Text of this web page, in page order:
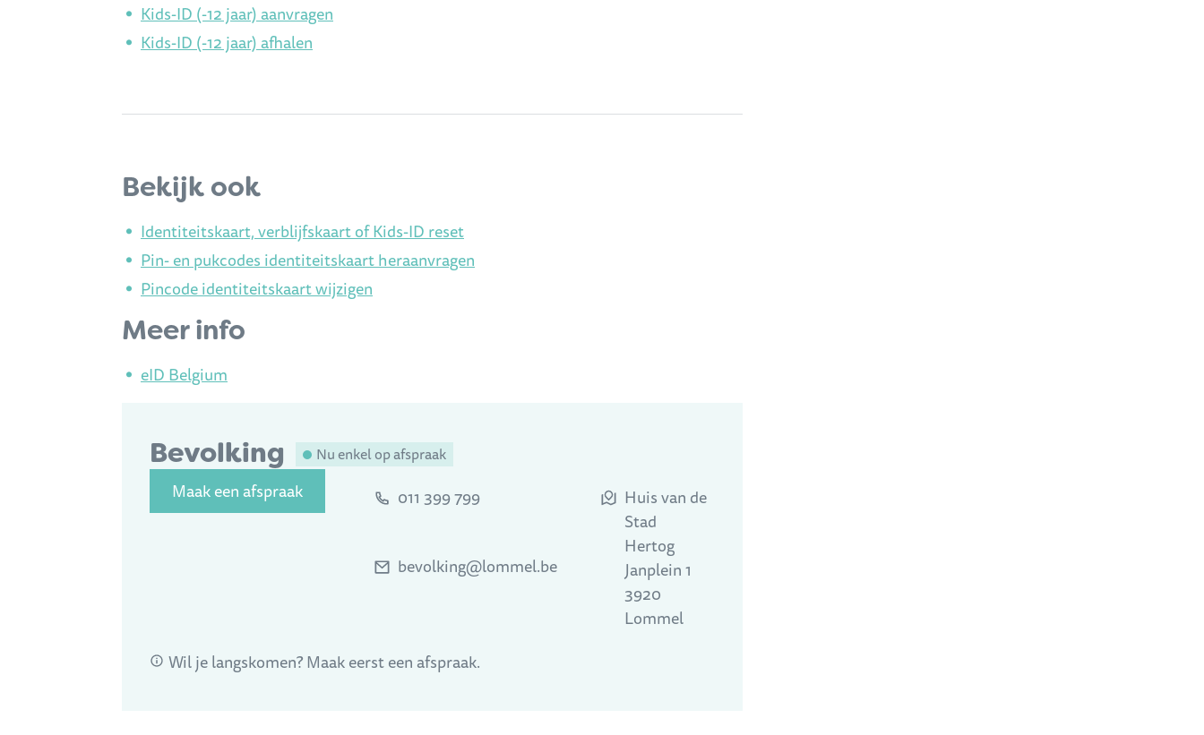
Kids-ID (-12 jaar) aanvragen
Kids-ID (-12 jaar) afhalen
Bekijk ook
Identiteitskaart, verblijfskaart of Kids-ID reset
Pin- en pukcodes identiteitskaart heraanvragen
Pincode identiteitskaart wijzigen
Meer info
eID Belgium
Contact
Bevolking Nu enkel op afspraak
Maak een afspraak Adres
Huis van de
Stad
Hertog
Janplein 1
,3920
Lommel
011 399 799
E-mail
bevolking@lommel.be
Wil je langskomen? Maak eerst een afspraak.